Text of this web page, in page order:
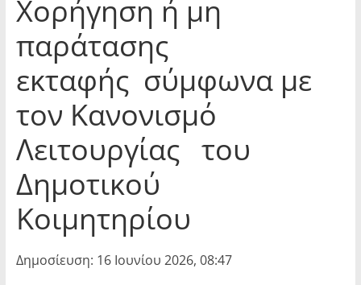
Χορήγηση ή μη
παράτασης
εκταφής σύμφωνα με
τον Κανονισμό
Λειτουργίας του
Δημοτικού
Κοιμητηρίου
Δημοσίευση: 16 Ιουνίου 2026, 08:47